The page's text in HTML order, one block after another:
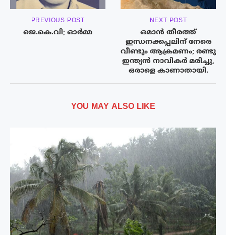
PREVIOUS POST
ജെ.കെ.വി; ഓർമ്മ
NEXT POST
ഒമാൻ തീരത്ത്
ഇന്ധനക്കപ്പലിന് നേരെ
വീണ്ടും ആക്രമണം; രണ്ടു
ഇന്ത്യൻ നാവികർ മരിച്ചു,
ഒരാളെ കാണാതായി.
YOU MAY ALSO LIKE